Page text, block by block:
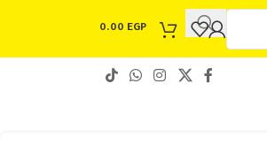
0.00 EGP